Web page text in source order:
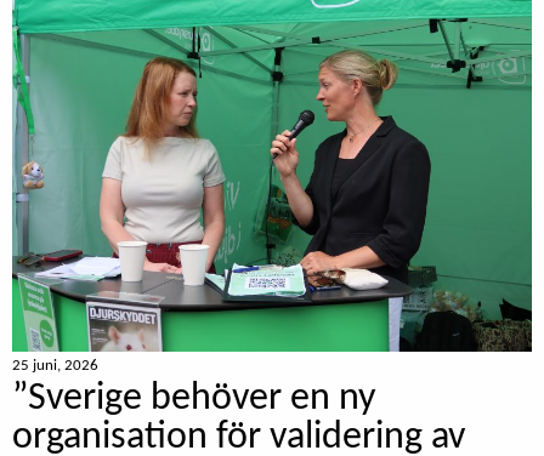
25 juni, 2026
”Sverige behöver en ny
organisation för validering av